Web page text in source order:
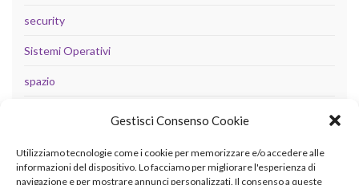
Gestisci Consenso Cookie
Utilizziamo tecnologie come i cookie per memorizzare e/o accedere alle
informazioni del dispositivo. Lo facciamo per migliorare l'esperienza di
navigazione e per mostrare annunci personalizzati. Il consenso a queste
security
Sistemi Operativi
spazio